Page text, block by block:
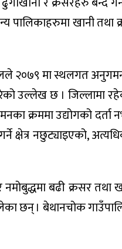
खानी तथा
२०७९ मा स्थलगत
उल्लेख छ । जिल्लामा
क्रममा उद्योगको
क्षेत्र नछुट्याइएको,
बढी क्रसर तथा
छन् । बेथानचोक